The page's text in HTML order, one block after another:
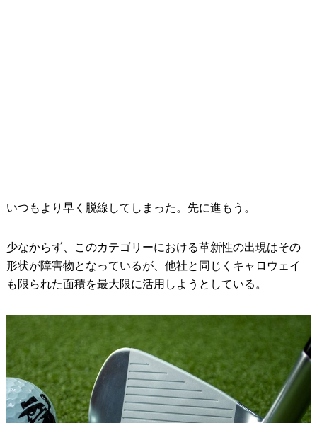
いつもより早く脱線してしまった。先に進もう。
少なからず、このカテゴリーにおける革新性の出現はその
形状が障害物となっているが、他社と同じくキャロウェイ
も限られた面積を最大限に活用しようとしている。